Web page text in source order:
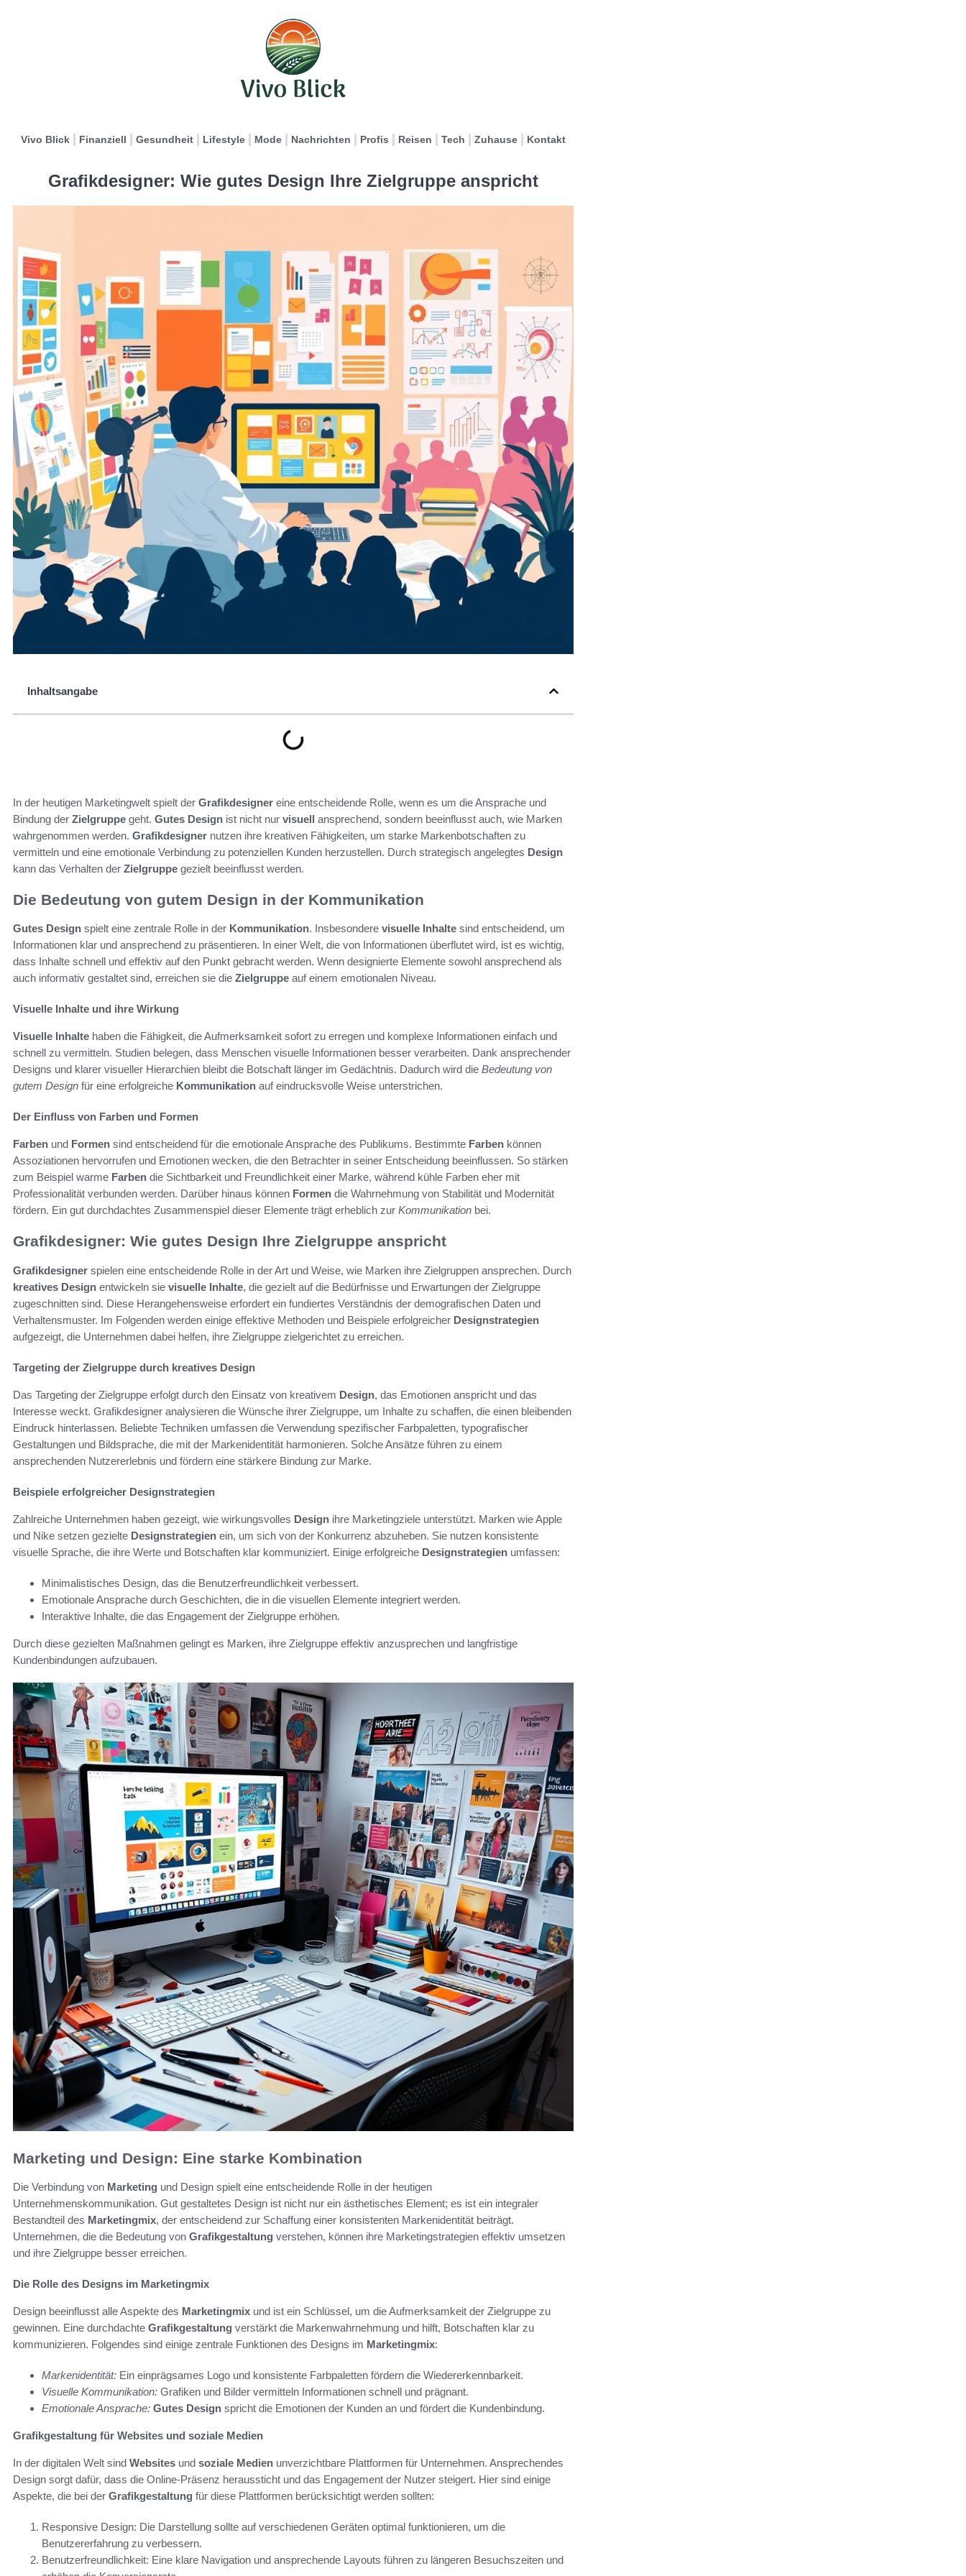
Vivo Blick Finanziell Gesundheit Lifestyle Mode Nachrichten Profis Reisen Tech Zuhause Kontakt
Grafikdesigner: Wie gutes Design Ihre Zielgruppe anspricht
Inhaltsangabe
In der heutigen Marketingwelt spielt der Grafikdesigner eine entscheidende Rolle, wenn es um die Ansprache und
Bindung der Zielgruppe geht. Gutes Design ist nicht nur visuell ansprechend, sondern beeinflusst auch, wie Marken
wahrgenommen werden. Grafikdesigner nutzen ihre kreativen Fähigkeiten, um starke Markenbotschaften zu
vermitteln und eine emotionale Verbindung zu potenziellen Kunden herzustellen. Durch strategisch angelegtes Design
kann das Verhalten der Zielgruppe gezielt beeinflusst werden.
Die Bedeutung von gutem Design in der Kommunikation
Gutes Design spielt eine zentrale Rolle in der Kommunikation. Insbesondere visuelle Inhalte sind entscheidend, um
Informationen klar und ansprechend zu präsentieren. In einer Welt, die von Informationen überflutet wird, ist es wichtig,
dass Inhalte schnell und effektiv auf den Punkt gebracht werden. Wenn designierte Elemente sowohl ansprechend als
auch informativ gestaltet sind, erreichen sie die Zielgruppe auf einem emotionalen Niveau.
Visuelle Inhalte und ihre Wirkung
Visuelle Inhalte haben die Fähigkeit, die Aufmerksamkeit sofort zu erregen und komplexe Informationen einfach und
schnell zu vermitteln. Studien belegen, dass Menschen visuelle Informationen besser verarbeiten. Dank ansprechender
Designs und klarer visueller Hierarchien bleibt die Botschaft länger im Gedächtnis. Dadurch wird die Bedeutung von
gutem Design für eine erfolgreiche Kommunikation auf eindrucksvolle Weise unterstrichen.
Der Einfluss von Farben und Formen
Farben und Formen sind entscheidend für die emotionale Ansprache des Publikums. Bestimmte Farben können
Assoziationen hervorrufen und Emotionen wecken, die den Betrachter in seiner Entscheidung beeinflussen. So stärken
zum Beispiel warme Farben die Sichtbarkeit und Freundlichkeit einer Marke, während kühle Farben eher mit
Professionalität verbunden werden. Darüber hinaus können Formen die Wahrnehmung von Stabilität und Modernität
fördern. Ein gut durchdachtes Zusammenspiel dieser Elemente trägt erheblich zur Kommunikation bei.
Grafikdesigner: Wie gutes Design Ihre Zielgruppe anspricht
Grafikdesigner spielen eine entscheidende Rolle in der Art und Weise, wie Marken ihre Zielgruppen ansprechen. Durch
kreatives Design entwickeln sie visuelle Inhalte, die gezielt auf die Bedürfnisse und Erwartungen der Zielgruppe
zugeschnitten sind. Diese Herangehensweise erfordert ein fundiertes Verständnis der demografischen Daten und
Verhaltensmuster. Im Folgenden werden einige effektive Methoden und Beispiele erfolgreicher Designstrategien
aufgezeigt, die Unternehmen dabei helfen, ihre Zielgruppe zielgerichtet zu erreichen.
Targeting der Zielgruppe durch kreatives Design
Das Targeting der Zielgruppe erfolgt durch den Einsatz von kreativem Design, das Emotionen anspricht und das
Interesse weckt. Grafikdesigner analysieren die Wünsche ihrer Zielgruppe, um Inhalte zu schaffen, die einen bleibenden
Eindruck hinterlassen. Beliebte Techniken umfassen die Verwendung spezifischer Farbpaletten, typografischer
Gestaltungen und Bildsprache, die mit der Markenidentität harmonieren. Solche Ansätze führen zu einem
ansprechenden Nutzererlebnis und fördern eine stärkere Bindung zur Marke.
Beispiele erfolgreicher Designstrategien
Zahlreiche Unternehmen haben gezeigt, wie wirkungsvolles Design ihre Marketingziele unterstützt. Marken wie Apple
und Nike setzen gezielte Designstrategien ein, um sich von der Konkurrenz abzuheben. Sie nutzen konsistente
visuelle Sprache, die ihre Werte und Botschaften klar kommuniziert. Einige erfolgreiche Designstrategien umfassen:
Minimalistisches Design, das die Benutzerfreundlichkeit verbessert.
Emotionale Ansprache durch Geschichten, die in die visuellen Elemente integriert werden.
Interaktive Inhalte, die das Engagement der Zielgruppe erhöhen.
Durch diese gezielten Maßnahmen gelingt es Marken, ihre Zielgruppe effektiv anzusprechen und langfristige
Kundenbindungen aufzubauen.
Marketing und Design: Eine starke Kombination
Die Verbindung von Marketing und Design spielt eine entscheidende Rolle in der heutigen
Unternehmenskommunikation. Gut gestaltetes Design ist nicht nur ein ästhetisches Element; es ist ein integraler
Bestandteil des Marketingmix, der entscheidend zur Schaffung einer konsistenten Markenidentität beiträgt.
Unternehmen, die die Bedeutung von Grafikgestaltung verstehen, können ihre Marketingstrategien effektiv umsetzen
und ihre Zielgruppe besser erreichen.
Die Rolle des Designs im Marketingmix
Design beeinflusst alle Aspekte des Marketingmix und ist ein Schlüssel, um die Aufmerksamkeit der Zielgruppe zu
gewinnen. Eine durchdachte Grafikgestaltung verstärkt die Markenwahrnehmung und hilft, Botschaften klar zu
kommunizieren. Folgendes sind einige zentrale Funktionen des Designs im Marketingmix:
Markenidentität: Ein einprägsames Logo und konsistente Farbpaletten fördern die Wiedererkennbarkeit.
Visuelle Kommunikation: Grafiken und Bilder vermitteln Informationen schnell und prägnant.
Emotionale Ansprache: Gutes Design spricht die Emotionen der Kunden an und fördert die Kundenbindung.
Grafikgestaltung für Websites und soziale Medien
In der digitalen Welt sind Websites und soziale Medien unverzichtbare Plattformen für Unternehmen. Ansprechendes
Design sorgt dafür, dass die Online-Präsenz heraussticht und das Engagement der Nutzer steigert. Hier sind einige
Aspekte, die bei der Grafikgestaltung für diese Plattformen berücksichtigt werden sollten:
Responsive Design: Die Darstellung sollte auf verschiedenen Geräten optimal funktionieren, um die
Benutzererfahrung zu verbessern.
Benutzerfreundlichkeit: Eine klare Navigation und ansprechende Layouts führen zu längeren Besuchszeiten und